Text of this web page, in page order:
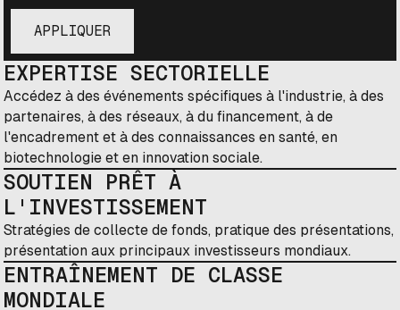
APPLIQUER
EXPERTISE SECTORIELLE
Accédez à des événements spécifiques à l'industrie, à des
partenaires, à des réseaux, à du financement, à de
l'encadrement et à des connaissances en santé, en
biotechnologie et en innovation sociale.
SOUTIEN PRÊT À
L'INVESTISSEMENT
Stratégies de collecte de fonds, pratique des présentations,
présentation aux principaux investisseurs mondiaux.
ENTRAÎNEMENT DE CLASSE
MONDIALE